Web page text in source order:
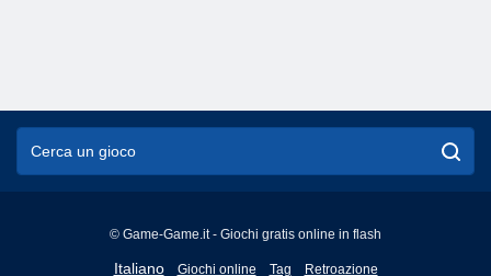
© Game-Game.it - Giochi gratis online in flash
Italiano
English
Giochi online Tag Retroazione